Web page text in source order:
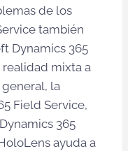
de los
también
Dynamics 365
realidad mixta a
general, la
Field Service,
365
ayuda a